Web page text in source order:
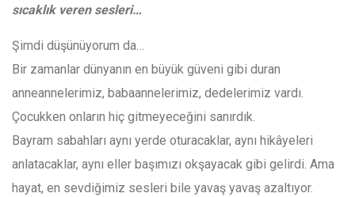
sıcaklık veren sesleri…
Şimdi düşünüyorum da…
Bir zamanlar dünyanın en büyük güveni gibi duran
anneannelerimiz, babaannelerimiz, dedelerimiz vardı.
Çocukken onların hiç gitmeyeceğini sanırdık.
Bayram sabahları aynı yerde oturacaklar, aynı hikâyeleri
anlatacaklar, aynı eller başımızı okşayacak gibi gelirdi. Ama
hayat, en sevdiğimiz sesleri bile yavaş yavaş azaltıyor.